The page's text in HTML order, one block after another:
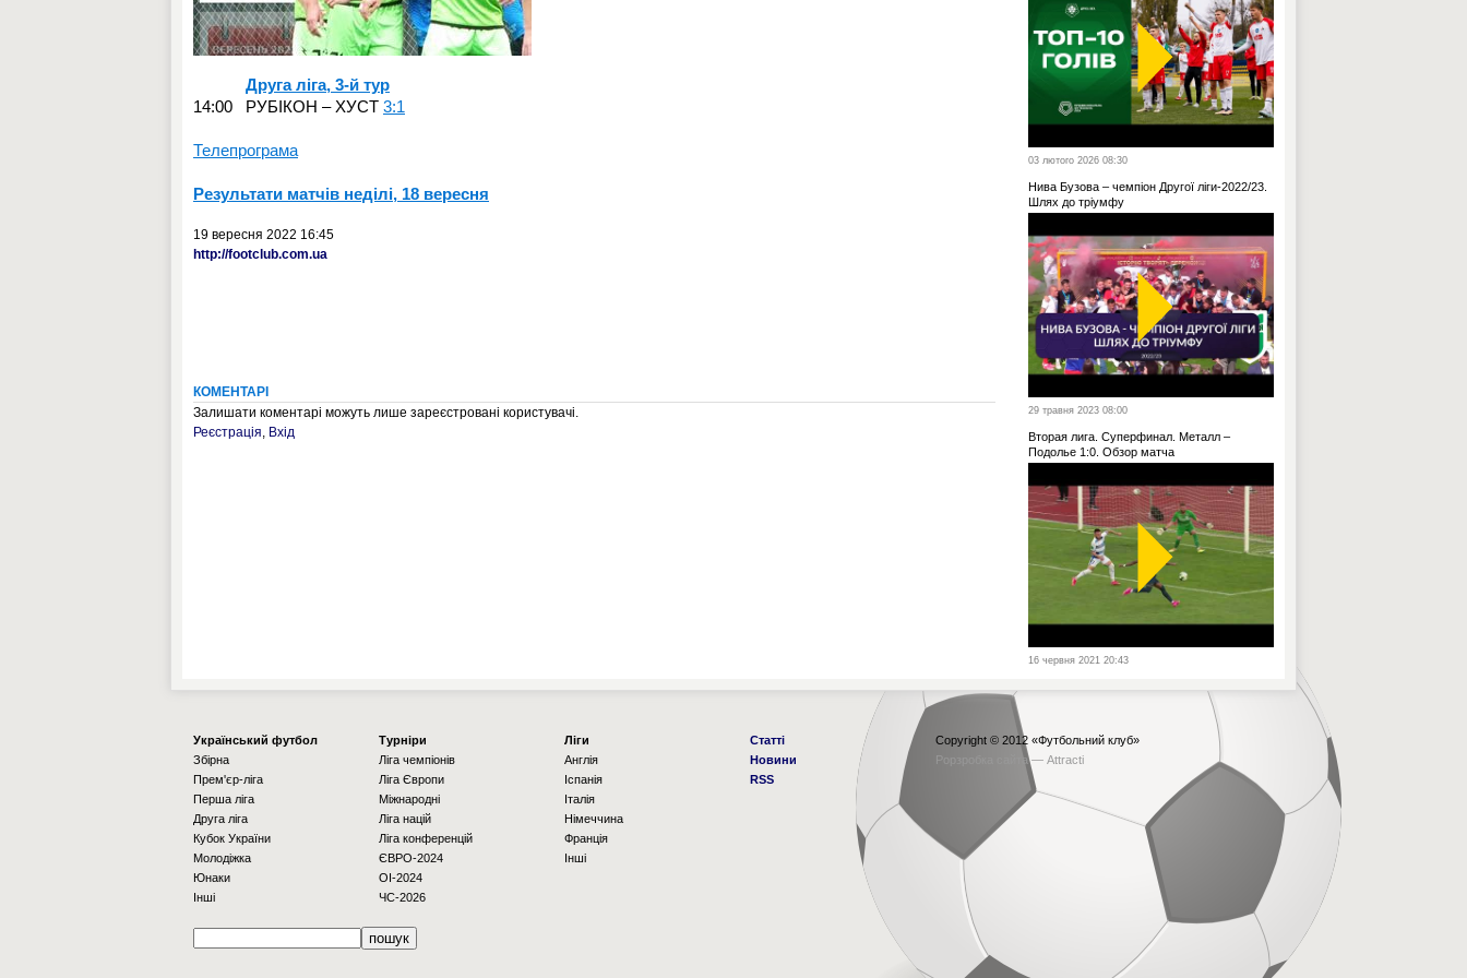
Друга ліга, 3-й тур
14:00 РУБІКОН – ХУСТ 3:1
Телепрограма
Результати матчів неділі, 18 вересня
19 вересня 2022 16:45
http://footclub.com.ua
КОМЕНТАРІ
Залишати коментарі можуть лише зареєстровані користувачі.
Реєстрація, Вхід
03 лютого 2026 08:30
Нива Бузова – чемпіон Другої ліги-2022/23.
Шлях до тріумфу
29 травня 2023 08:00
Вторая лига. Суперфинал. Металл –
Подолье 1:0. Обзор матча
16 червня 2021 20:43
Українcький футбол
Збірна
Прем'єр-ліга
Перша ліга
Друга ліга
Кубок України
Молодіжка
Юнаки
Інші
Турніри
Ліга чемпіонів
Ліга Європи
Міжнародні
Ліга націй
Ліга конференцій
ЄВРО-2024
OI-2024
ЧС-2026
Ліги
Англія
Іспанія
Італія
Німеччина
Франція
Інші
Статті
Новини
RSS
Copyright © 2012 «Футбольний клуб»
Рорзробка сайта — Attracti